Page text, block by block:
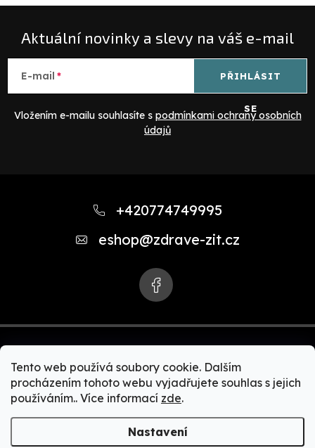
Tento web používá soubory cookie. Dalším
procházením tohoto webu vyjadřujete souhlas s jejich
používáním.. Více informací zde.
Nastavení
Aktuální novinky a slevy na váš e-mail
E-mail
Vložením e-mailu souhlasíte s podmínkami ochrany osobních
údajů
PŘIHLÁSIT
SE
+420774749995
eshop@zdrave-zit.cz
Copyright 2026Zdravě-žít.cz | Akční nabídky Zepter
produktů. Zdravé vaření, čističky vody, čističky vzduchu,
zdravé spaní, Bioptron + MedAll, zdravá a čistá domácnost,